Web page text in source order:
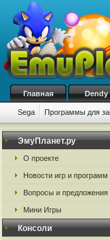
Главная Dendy
Sega Программы для
ЭмуПланет.ру
О проекте
Новости игр и программ
Вопросы и предложения
Мини Игры
Консоли